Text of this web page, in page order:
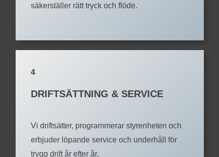
säkerställer rätt tryck och flöde.
4
DRIFTSÄTTNING & SERVICE
Vi driftsätter, programmerar styrenheten och
erbjuder löpande service och underhåll för
trygg drift år efter år.